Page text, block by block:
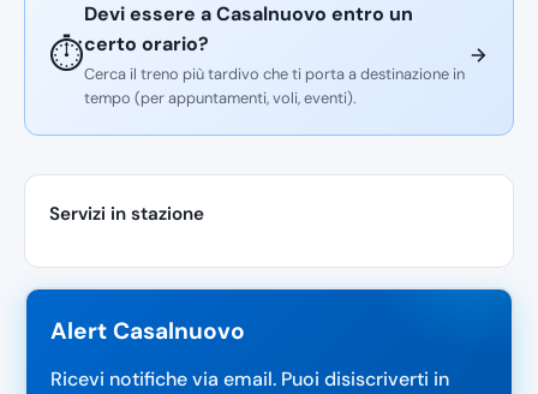
⏱️
Devi essere a Casalnuovo entro un
certo orario?
Cerca il treno più tardivo che ti porta a destinazione in
tempo (per appuntamenti, voli, eventi).
Servizi in stazione
Alert Casalnuovo
Ricevi notifiche via email. Puoi disiscriverti in